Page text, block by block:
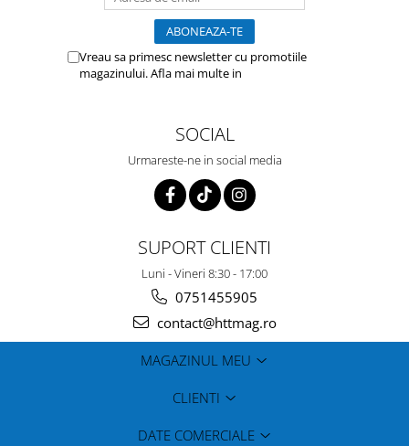
Vreau sa primesc newsletter cu promotiile
magazinului. Afla mai multe in
SOCIAL
Urmareste-ne in social media
SUPORT CLIENTI
Luni - Vineri 8:30 - 17:00
0751455905
contact@httmag.ro
MAGAZINUL MEU
CLIENTI
DATE COMERCIALE